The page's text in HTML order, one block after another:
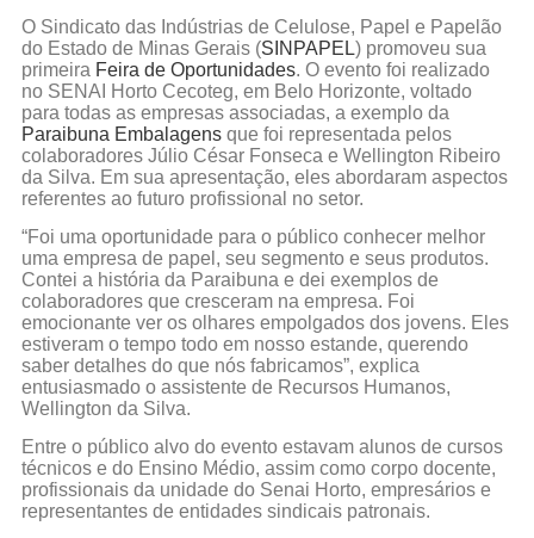
O Sindicato das Indústrias de Celulose, Papel e Papelão
do Estado de Minas Gerais (SINPAPEL) promoveu sua
primeira Feira de Oportunidades. O evento foi realizado
no SENAI Horto Cecoteg, em Belo Horizonte, voltado
para todas as empresas associadas, a exemplo da
Paraibuna Embalagens que foi representada pelos
colaboradores Júlio César Fonseca e Wellington Ribeiro
da Silva. Em sua apresentação, eles abordaram aspectos
referentes ao futuro profissional no setor.
“Foi uma oportunidade para o público conhecer melhor
uma empresa de papel, seu segmento e seus produtos.
Contei a história da Paraibuna e dei exemplos de
colaboradores que cresceram na empresa. Foi
emocionante ver os olhares empolgados dos jovens. Eles
estiveram o tempo todo em nosso estande, querendo
saber detalhes do que nós fabricamos”, explica
entusiasmado o assistente de Recursos Humanos,
Wellington da Silva.
Entre o público alvo do evento estavam alunos de cursos
técnicos e do Ensino Médio, assim como corpo docente,
profissionais da unidade do Senai Horto, empresários e
representantes de entidades sindicais patronais.